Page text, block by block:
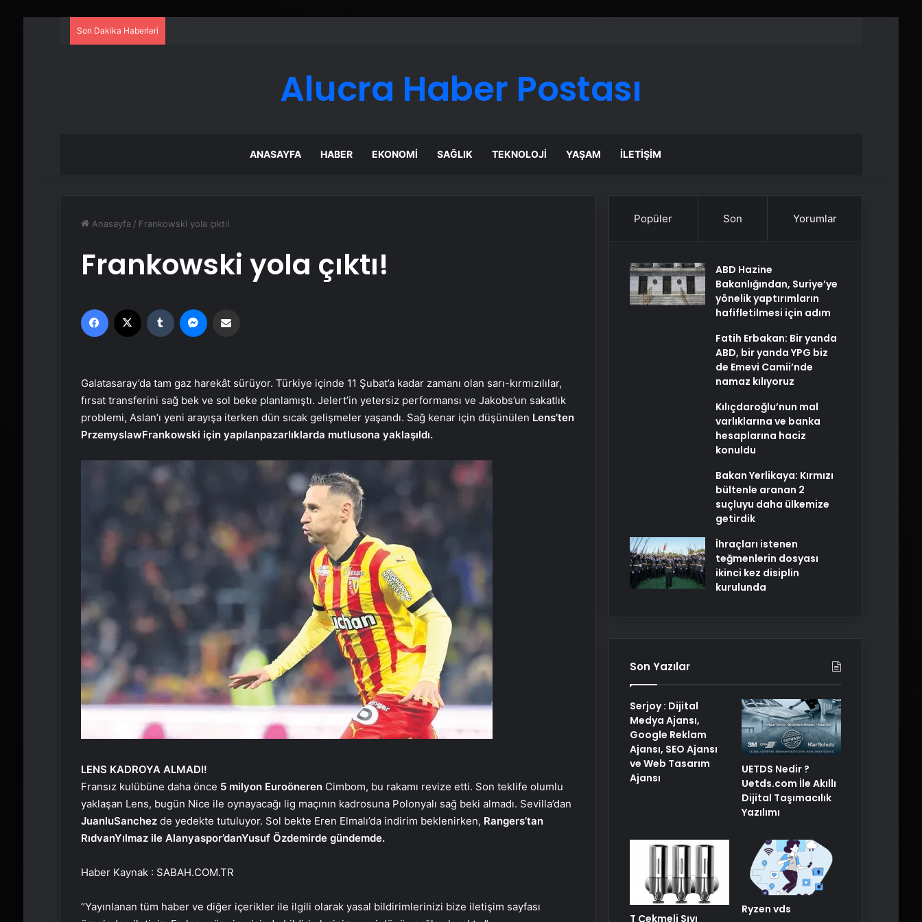
Son Dakika Haberleri
Alucra Haber Postası
ANASAYFA HABER EKONOMI SAĞLIK TEKNOLOJI YAŞAM İLETIŞIM
Anasayfa / Frankowski yola çıktı!
Frankowski yola çıktı!
Facebook Tumblr
Galatasaray’da tam gaz harekât sürüyor. Türkiye içinde 11 Şubat’a kadar zamanı olan sarı-kırmızılılar,
fırsat transferini sağ bek ve sol beke planlamıştı. Jelert’in yetersiz performansı ve Jakobs’un sakatlık
problemi, Aslan’ı yeni arayışa iterken dün sıcak gelişmeler yaşandı. Sağ kenar için düşünülen Lens’ten
PrzemyslawFrankowski için yapılanpazarlıklarda mutlusona yaklaşıldı.
LENS KADROYA ALMADI!
Fransız kulübüne daha önce 5 milyon Euroöneren Cimbom, bu rakamı revize etti. Son teklife olumlu
yaklaşan Lens, bugün Nice ile oynayacağı lig maçının kadrosuna Polonyalı sağ beki almadı. Sevilla’dan
JuanluSanchez de yedekte tutuluyor. Sol bekte Eren Elmalı’da indirim beklenirken, Rangers’tan
RıdvanYılmaz ile Alanyaspor’danYusuf Özdemirde gündemde.
Haber Kaynak : SABAH.COM.TR
“Yayınlanan tüm haber ve diğer içerikler ile ilgili olarak yasal bildirimlerinizi bize iletişim sayfası
Popüler Son Yorumlar
ABD Hazine
Bakanlığından, Suriye’ye
yönelik yaptırımların
hafifletilmesi için adım
Fatih Erbakan: Bir yanda
ABD, bir yanda YPG biz
de Emevi Camii’nde
namaz kılıyoruz
Kılıçdaroğlu’nun mal
varlıklarına ve banka
hesaplarına haciz
konuldu
Bakan Yerlikaya: Kırmızı
bültenle aranan 2
suçluyu daha ülkemize
getirdik
İhraçları istenen
teğmenlerin dosyası
ikinci kez disiplin
kurulunda
Son Yazılar
Serjoy : Dijital
Medya Ajansı,
Google Reklam
Ajansı, SEO Ajansı
ve Web Tasarım
Ajansı
UETDS Nedir ?
Uetds.com İle Akıllı
Dijital Taşımacılık
Yazılımı
T Çekmeli Sıvı
Ryzen vds